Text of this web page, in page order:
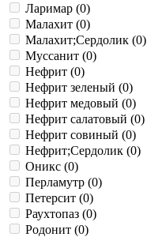
Ларимар (0)
Малахит (0)
Малахит;Сердолик (0)
Муссанит (0)
Нефрит (0)
Нефрит зеленый (0)
Нефрит медовый (0)
Нефрит салатовый (0)
Нефрит совиный (0)
Нефрит;Сердолик (0)
Оникс (0)
Перламутр (0)
Петерсит (0)
Раухтопаз (0)
Родонит (0)